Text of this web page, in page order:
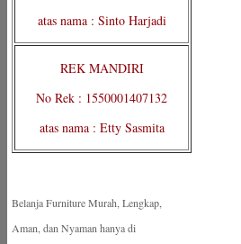
atas nama : Sinto Harjadi
REK MANDIRI
No Rek : 1550001407132
atas nama : Etty Sasmita
Belanja Furniture Murah, Lengkap,
Aman, dan Nyaman hanya di